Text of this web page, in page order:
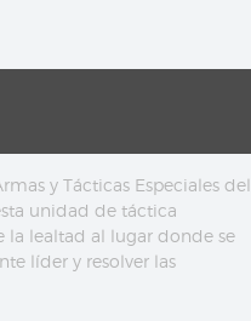
y Tácticas Especiales del
unidad de táctica
la lealtad al lugar donde se
líder y resolver las